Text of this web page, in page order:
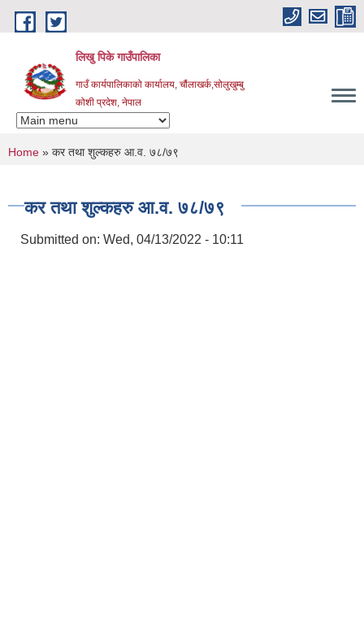
Skip to main content
लिखु पिके गाउँपालिका
गाउँ कार्यपालिकाको कार्यालय, चौंलाखर्क,सोलुखुम्बु
कोशी प्रदेश, नेपाल
You are here
Home » कर तथा शुल्कहरु आ.व. ७८/७९
कर तथा शुल्कहरु आ.व. ७८/७९
Submitted on: Wed, 04/13/2022 - 10:11